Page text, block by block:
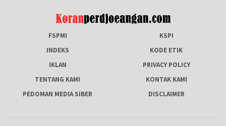
FSPMI
KSPI
INDEKS
KODE ETIK
IKLAN
PRIVACY POLICY
TENTANG KAMI
KONTAK KAMI
PEDOMAN MEDIA SIBER
DISCLAIMER